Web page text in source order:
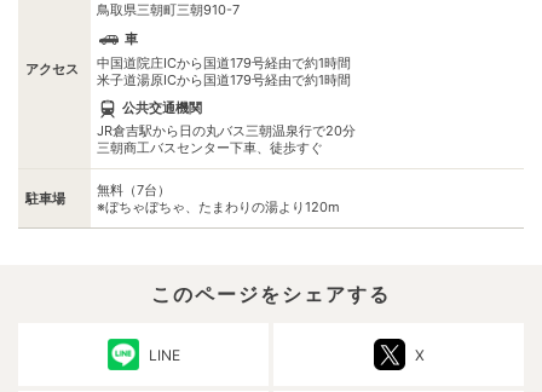
アクセス
鳥取県三朝町三朝910-7
車
中国道院庄ICから国道179号経由で約1時間
米子道湯原ICから国道179号経由で約1時間
公共交通機関
JR倉吉駅から日の丸バス三朝温泉行で20分
三朝商工バスセンター下車、徒歩すぐ
駐車場
無料（7台）
※ぼちゃぼちゃ、たまわりの湯より120m
このページをシェアする
LINE X